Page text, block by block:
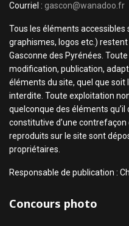
Courriel : gascon@wanadoo.fr
Tous les éléments accessibles
graphismes, logos etc.)
Gasconne des Pyrénées.
modification, publication,
éléments du site, quel que soit
interdite. Toute exploitation
quelconque des éléments
constitutive d’une
reproduits sur le site sont
propriétaires.
Responsable de publication :
Concours photo